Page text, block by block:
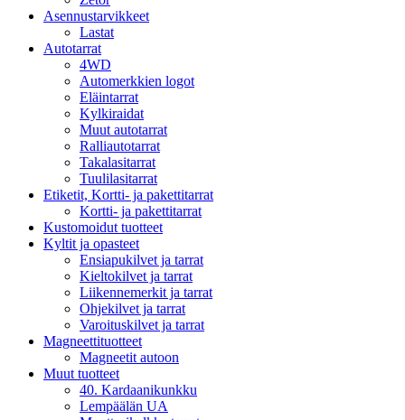
Asennustarvikkeet
Lastat
Autotarrat
4WD
Automerkkien logot
Eläintarrat
Kylkiraidat
Muut autotarrat
Ralliautotarrat
Takalasitarrat
Tuulilasitarrat
Etiketit, Kortti- ja pakettitarrat
Kortti- ja pakettitarrat
Kustomoidut tuotteet
Kyltit ja opasteet
Ensiapukilvet ja tarrat
Kieltokilvet ja tarrat
Liikennemerkit ja tarrat
Ohjekilvet ja tarrat
Varoituskilvet ja tarrat
Magneettituotteet
Magneetit autoon
Muut tuotteet
40. Kardaanikunkku
Lempäälän UA